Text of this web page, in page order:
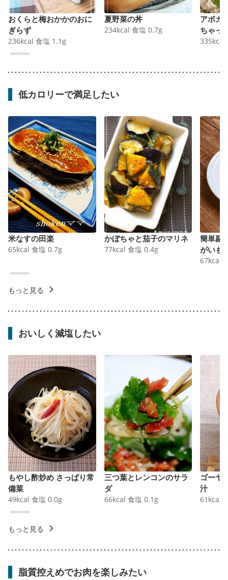
おくらと梅おかかのおに
ぎらず
236kcal 食塩 1.1 g
夏野菜の丼
234kcal 食塩 0.7g
アボカ
ちゃっ
335kcal
低カロリーで満足したい
米なすの田楽
65kcal 食塩 0.7g
かぼちゃと茄子のマリネ
77kcal 食塩 0.4g
簡単副
がいも
67kcal
もっと見る
おいしく減塩したい
もやし酢炒め さっぱり常
備菜
49kcal 食塩 0.0g
三つ葉とレンコンのサラ
ダ
66kcal 食塩 0.1 g
ゴーヤ
汁
61 kcal
もっと見る
脂質控えめでお肉を楽しみたい